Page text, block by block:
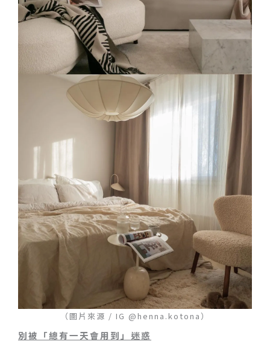
（圖片來源 / IG @henna.kotona）
別被「總有一天會用到」迷惑